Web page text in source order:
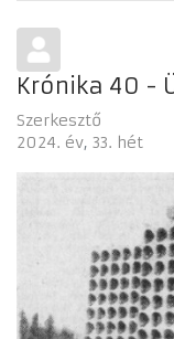
Krónika 40 -
Szerkesztő
2024. év 33. hét